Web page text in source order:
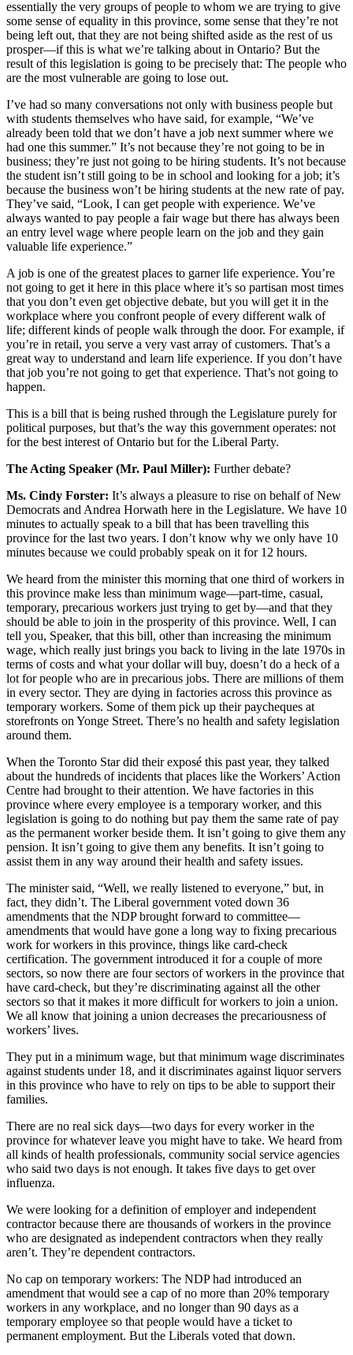
essentially the very groups of people to whom we are trying to give
some sense of equality in this province, some sense that they’re not
being left out, that they are not being shifted aside as the rest of us
prosper—if this is what we’re talking about in Ontario? But the
result of this legislation is going to be precisely that: The people who
are the most vulnerable are going to lose out.
I’ve had so many conversations not only with business people but
with students themselves who have said, for example, “We’ve
already been told that we don’t have a job next summer where we
had one this summer.” It’s not because they’re not going to be in
business; they’re just not going to be hiring students. It’s not because
the student isn’t still going to be in school and looking for a job; it’s
because the business won’t be hiring students at the new rate of pay.
They’ve said, “Look, I can get people with experience. We’ve
always wanted to pay people a fair wage but there has always been
an entry level wage where people learn on the job and they gain
valuable life experience.”
A job is one of the greatest places to garner life experience. You’re
not going to get it here in this place where it’s so partisan most times
that you don’t even get objective debate, but you will get it in the
workplace where you confront people of every different walk of
life; different kinds of people walk through the door. For example, if
you’re in retail, you serve a very vast array of customers. That’s a
great way to understand and learn life experience. If you don’t have
that job you’re not going to get that experience. That’s not going to
happen.
This is a bill that is being rushed through the Legislature purely for
political purposes, but that’s the way this government operates: not
for the best interest of Ontario but for the Liberal Party.
The Acting Speaker (Mr. Paul Miller): Further debate?
Ms. Cindy Forster: It’s always a pleasure to rise on behalf of New
Democrats and Andrea Horwath here in the Legislature. We have 10
minutes to actually speak to a bill that has been travelling this
province for the last two years. I don’t know why we only have 10
minutes because we could probably speak on it for 12 hours.
We heard from the minister this morning that one third of workers in
this province make less than minimum wage—part-time, casual,
temporary, precarious workers just trying to get by—and that they
should be able to join in the prosperity of this province. Well, I can
tell you, Speaker, that this bill, other than increasing the minimum
wage, which really just brings you back to living in the late 1970s in
terms of costs and what your dollar will buy, doesn’t do a heck of a
lot for people who are in precarious jobs. There are millions of them
in every sector. They are dying in factories across this province as
temporary workers. Some of them pick up their paycheques at
storefronts on Yonge Street. There’s no health and safety legislation
around them.
When the Toronto Star did their exposé this past year, they talked
about the hundreds of incidents that places like the Workers’ Action
Centre had brought to their attention. We have factories in this
province where every employee is a temporary worker, and this
legislation is going to do nothing but pay them the same rate of pay
as the permanent worker beside them. It isn’t going to give them any
pension. It isn’t going to give them any benefits. It isn’t going to
assist them in any way around their health and safety issues.
The minister said, “Well, we really listened to everyone,” but, in
fact, they didn’t. The Liberal government voted down 36
amendments that the NDP brought forward to committee—
amendments that would have gone a long way to fixing precarious
work for workers in this province, things like card-check
certification. The government introduced it for a couple of more
sectors, so now there are four sectors of workers in the province that
have card-check, but they’re discriminating against all the other
sectors so that it makes it more difficult for workers to join a union.
We all know that joining a union decreases the precariousness of
workers’ lives.
They put in a minimum wage, but that minimum wage discriminates
against students under 18, and it discriminates against liquor servers
in this province who have to rely on tips to be able to support their
families.
There are no real sick days—two days for every worker in the
province for whatever leave you might have to take. We heard from
all kinds of health professionals, community social service agencies
who said two days is not enough. It takes five days to get over
influenza.
We were looking for a definition of employer and independent
contractor because there are thousands of workers in the province
who are designated as independent contractors when they really
aren’t. They’re dependent contractors.
No cap on temporary workers: The NDP had introduced an
amendment that would see a cap of no more than 20% temporary
workers in any workplace, and no longer than 90 days as a
temporary employee so that people would have a ticket to
permanent employment. But the Liberals voted that down.